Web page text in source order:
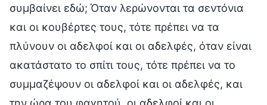
συμβαίνει εδώ; Όταν λερώνονται τα σεντόνια
και οι κουβέρτες τους, τότε πρέπει να τα
πλύνουν οι αδελφοί και οι αδελφές, όταν είναι
ακατάστατο το σπίτι τους, τότε πρέπει να το
συμμαζέψουν οι αδελφοί και οι αδελφές, και